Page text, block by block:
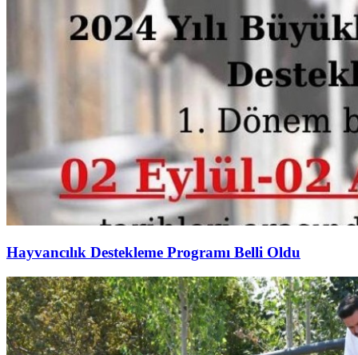
Hayvancılık Destekleme Programı Belli Oldu